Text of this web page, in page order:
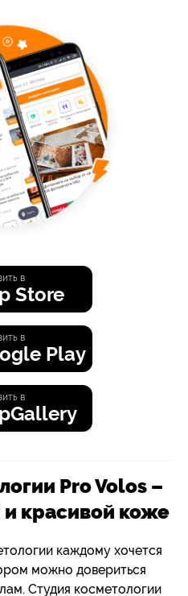
в
Store
в
Play
в
Pro Volos –
и красивой коже
каждому хочется
можно довериться
Студия косметологии